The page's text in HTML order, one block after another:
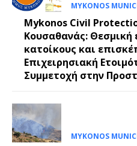
MYKONOS
Mykonos Civil
Κουσαθανάς: Θεσμική
κατοίκους και
Επιχειρησιακή
Συμμετοχή στην
MYKONOS